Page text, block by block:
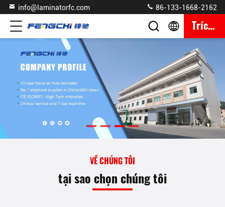
info@laminatorfc.com 86-133-1668-2162
Trích Dẫn
VỀ CHÚNG TÔI
tại sao chọn chúng tôi